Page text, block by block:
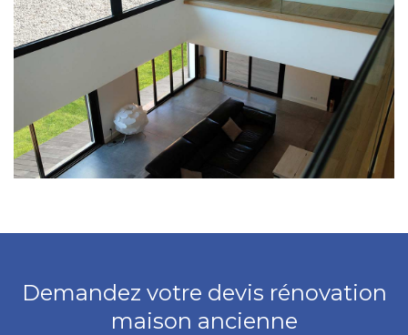
Demandez votre devis rénovation
maison ancienne